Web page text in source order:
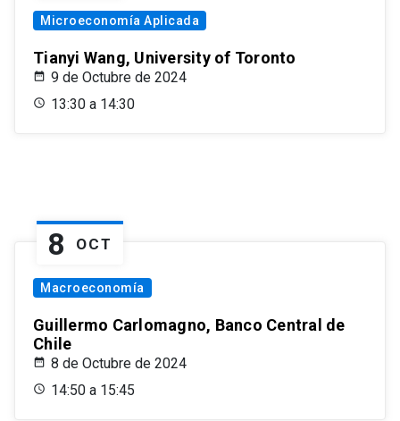
Microeconomía Aplicada
Tianyi Wang, University of Toronto
9 de Octubre de 2024
13:30 a 14:30
8 OCT
Macroeconomía
Guillermo Carlomagno, Banco Central de
Chile
8 de Octubre de 2024
14:50 a 15:45